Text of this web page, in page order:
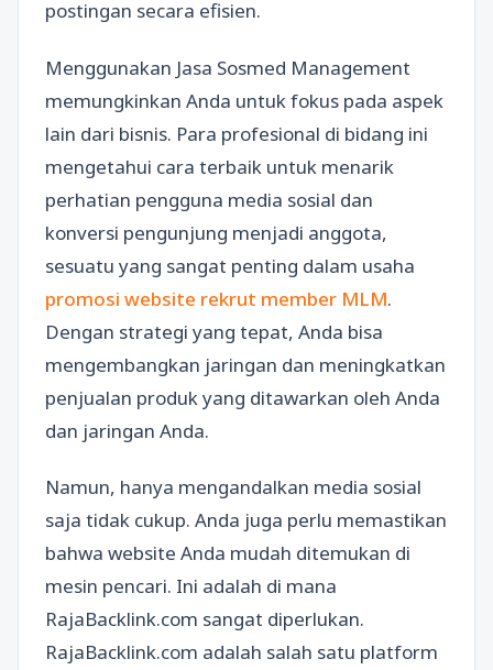
postingan secara efisien.
Menggunakan Jasa Sosmed Management
memungkinkan Anda untuk fokus pada aspek
lain dari bisnis. Para profesional di bidang ini
mengetahui cara terbaik untuk menarik
perhatian pengguna media sosial dan
konversi pengunjung menjadi anggota,
sesuatu yang sangat penting dalam usaha
promosi website rekrut member MLM.
Dengan strategi yang tepat, Anda bisa
mengembangkan jaringan dan meningkatkan
penjualan produk yang ditawarkan oleh Anda
dan jaringan Anda.
Namun, hanya mengandalkan media sosial
saja tidak cukup. Anda juga perlu memastikan
bahwa website Anda mudah ditemukan di
mesin pencari. Ini adalah di mana
RajaBacklink.com sangat diperlukan.
RajaBacklink.com adalah salah satu platform